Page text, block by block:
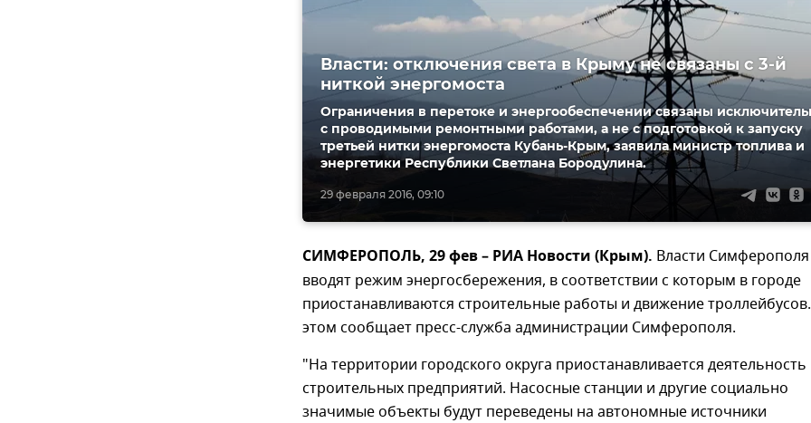
29 февраля 2016, 09:10
Власти: отключения света в Крыму не связаны с 3-й
ниткой энергомоста
Ограничения в перетоке и энергообеспечении связаны
с проводимыми ремонтными работами, а не с подготовкой к запуску
третьей нитки энергомоста Кубань-Крым, заявила министр топлива и
энергетики Республики Светлана Бородулина.
СИМФЕРОПОЛЬ, 29 фев – РИА Новости (Крым). Власти Симферополя
вводят режим энергосбережения, в соответствии с которым в городе
приостанавливаются строительные работы и движение
этом сообщает пресс-служба администрации Симферополя.
"На территории городского округа приостанавливается деятельность
строительных предприятий. Насосные станции и другие социально
значимые объекты будут переведены на автономные источники